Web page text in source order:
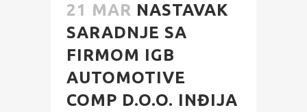
21 MAR NASTAVAK
SARADNJE SA
FIRMOM IGB
AUTOMOTIVE
COMP D.O.O. INĐIJA